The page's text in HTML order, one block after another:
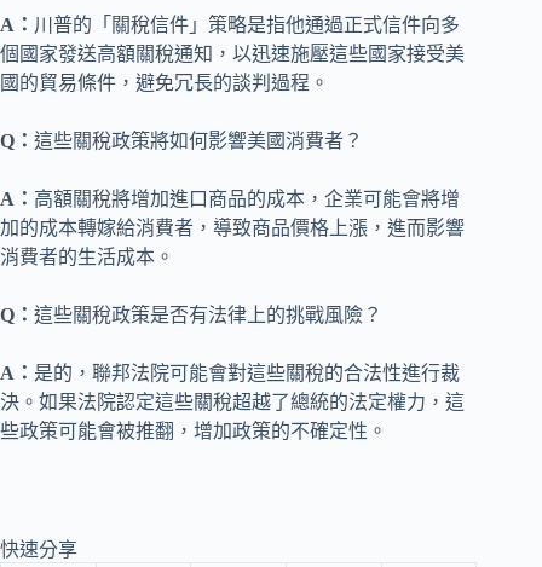
A： 川普的「關稅信件」策略是指他通過正式信件向多
個國家發送高額關稅通知，以迅速施壓這些國家接受美
國的貿易條件，避免冗長的談判過程。
Q： 這些關稅政策將如何影響美國消費者？
A： 高額關稅將增加進口商品的成本，企業可能會將增
加的成本轉嫁給消費者，導致商品價格上漲，進而影響
消費者的生活成本。
Q： 這些關稅政策是否有法律上的挑戰風險？
A： 是的，聯邦法院可能會對這些關稅的合法性進行裁
決。如果法院認定這些關稅超越了總統的法定權力，這
些政策可能會被推翻，增加政策的不確定性。
快速分享